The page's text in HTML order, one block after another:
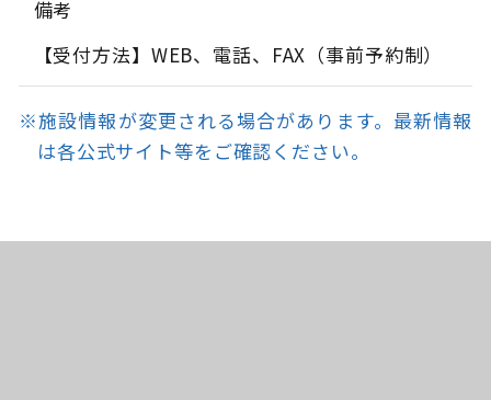
備考
【受付方法】WEB、電話、FAX（事前予約制）
※施設情報が変更される場合があります。最新情報
は各公式サイト等をご確認ください。